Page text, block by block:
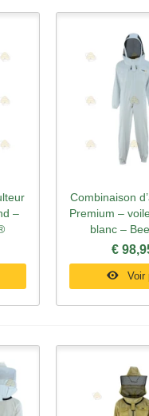
–
Aperçu rapide
Combinaison
Premium –
blanc –
€
Voir